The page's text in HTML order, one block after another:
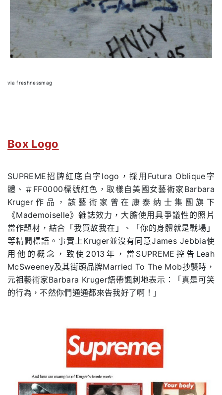
via freshnessmag
Box Logo
SUPREME招牌紅底白字logo，採用Futura Oblique字
體、＃FF0000標號紅色，取樣自美國女藝術家Barbara
Kruger作品，該藝術家曾在康泰纳士集團旗下
《Mademoiselle》雜誌效力，大膽使用具爭議性的照片
當作題材，結合「我買故我在」、「你的身體就是戰場」
等精闢標語。事實上Kruger並沒有同意James Jebbia使
用他的概念，致使2013年，當SUPREME控告Leah
McSweeney及其街頭品牌Married To The Mob抄襲時，
元祖藝術家Barbara Kruger語帶諷刺地表示：「真是可笑
的行為，不然你們通通都來告我好了啊！」